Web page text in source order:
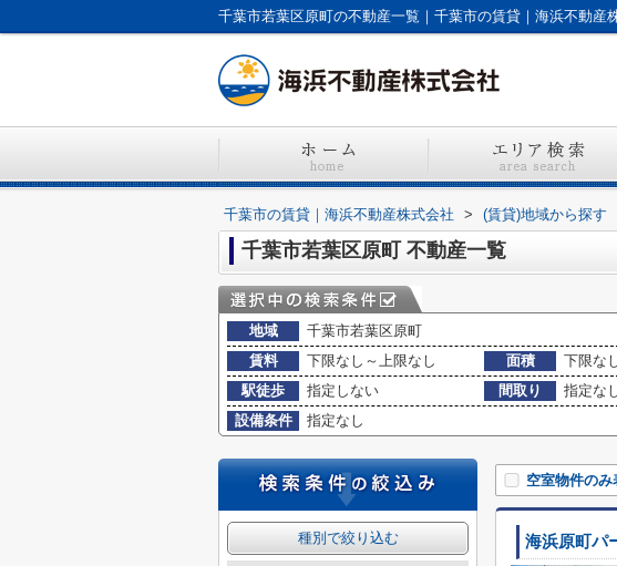
千葉市若葉区原町の不動産一覧｜千葉市の賃貸｜海浜不動産
千葉市の賃貸｜海浜不動産株式会社 > (賃貸)地域から探す
千葉市若葉区原町 不動産一覧
地域
千葉市若葉区原町
賃料
下限なし～上限なし 面積 下限な
駅徒歩
指定しない 間取り
指定な
設備条件
指定なし
空室物件のみ
海浜原町パ
種別で絞り込む